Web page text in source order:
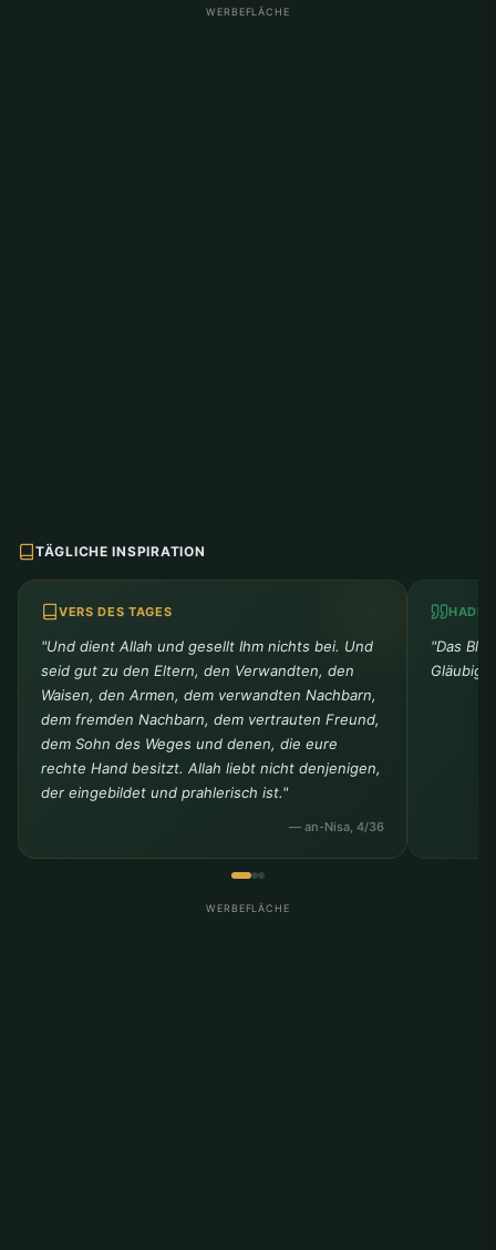
WERBEFLÄCHE
TÄGLICHE INSPIRATION
VERS DES TAGES
"Und dient Allah und gesellt Ihm nichts bei. Und
seid gut zu den Eltern, den Verwandten, den
Waisen, den Armen, dem verwandten Nachbarn,
dem fremden Nachbarn, dem vertrauten Freund,
dem Sohn des Weges und denen, die eure
rechte Hand besitzt. Allah liebt nicht denjenigen,
der eingebildet und prahlerisch ist."
— an-Nisa, 4/36
"Das
WERBEFLÄCHE